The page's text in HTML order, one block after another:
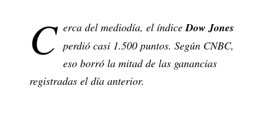
C erca del mediodía, el índiceDow Jones
perdió casi 1.500 puntos. Según CNBC,
eso borró la mitad de las ganancias
registradas el día anterior.